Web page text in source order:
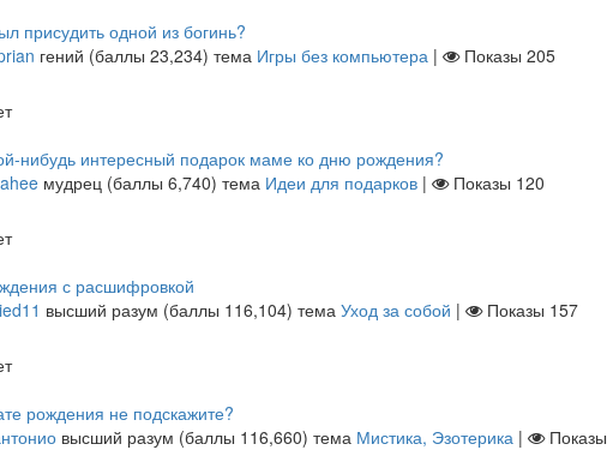
присудить одной из богинь?
гений (баллы 23,234) тема Игры без компьютера | Показы 205
нибудь интересный подарок маме ко дню рождения?
мудрец (баллы 6,740) тема Идеи для подарков | Показы 120
с расшифровкой
высший разум (баллы 116,104) тема Уход за собой | Показы 157
рождения не подскажите?
высший разум (баллы 116,660) тема Мистика, Эзотерика | Показы